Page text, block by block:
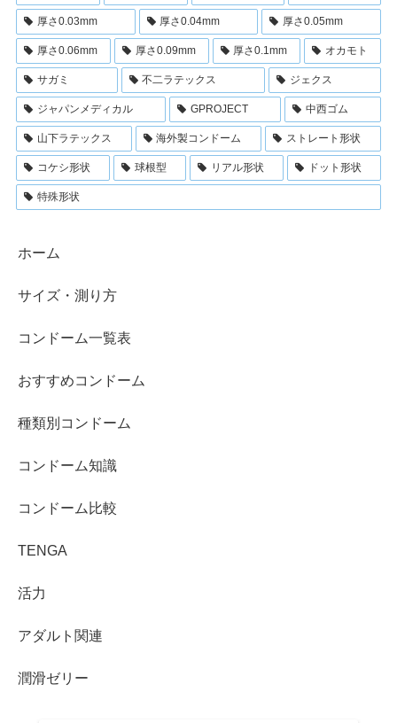
厚さ0.03mm 厚さ0.04mm 厚さ0.05mm
厚さ0.06mm 厚さ0.09mm 厚さ0.1mm オカモト
サガミ 不二ラテックス ジェクス
ジャパンメディカル GPROJECT 中西ゴム
山下ラテックス 海外製コンドーム ストレート形状
コケシ形状 球根型 リアル形状 ドット形状
特殊形状
ホーム
サイズ・測り方
コンドーム一覧表
おすすめコンドーム
種類別コンドーム
コンドーム知識
コンドーム比較
TENGA
活力
アダルト関連
潤滑ゼリー